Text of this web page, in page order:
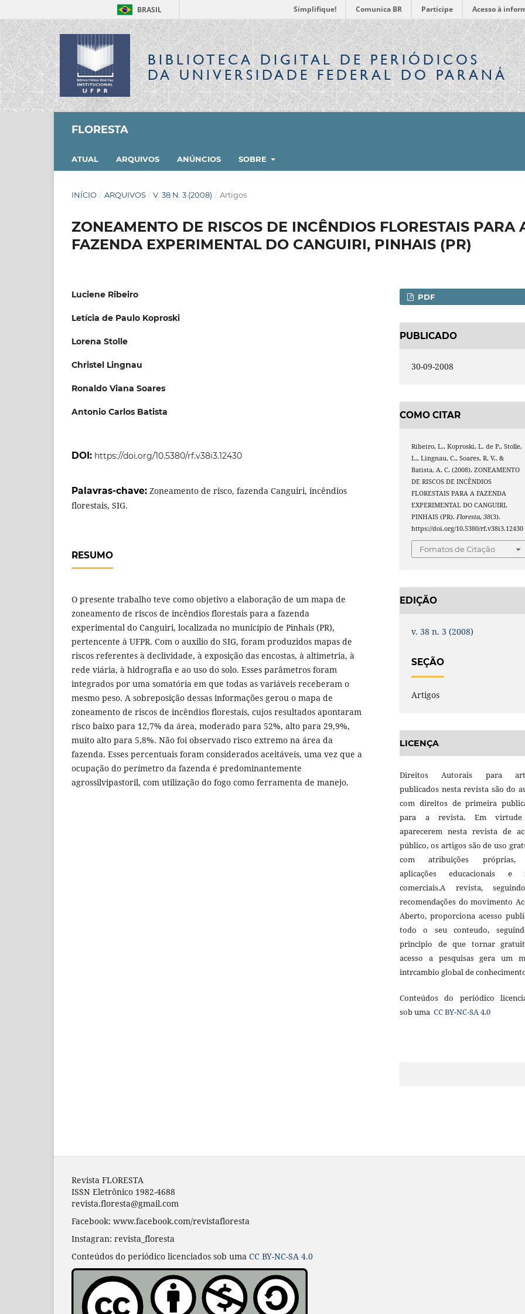
BRASIL Simplifique! Comunica BR Participe Acesso à
BIBLIOTECA DIGITALDE PERIÓDICOS
DA UNIVERSIDADE FEDERAL DO PARANÁ
FLORESTA
ATUAL ARQUIVOS ANÚNCIOS SOBRE
INÍCIO / ARQUIVOS / V. 38 N. 3 (2008) / Artigos
ZONEAMENTO DE RISCOS DE INCÊNDIOS FLORESTAIS PARA
FAZENDA EXPERIMENTAL DO CANGUIRI, PINHAIS (PR)
Luciene Ribeiro
Letícia de Paulo Koproski
Lorena Stolle
Christel Lingnau
Ronaldo Viana Soares
Antonio Carlos Batista
DOI: https://doi.org/10.5380/rf.v38i3.12430
Palavras-chave: Zoneamento de risco, fazenda Canguiri, incêndios
florestais, SIG.
RESUMO
O presente trabalho teve como objetivo a elaboração de um mapa de
zoneamento de riscos de incêndios florestais para a fazenda
experimental do Canguiri, localizada no município de Pinhais (PR),
pertencente à UFPR. Com o auxilio do SIG, foram produzidos mapas de
riscos referentes à declividade, à exposição das encostas, à altimetria, à
rede viária, à hidrografia e ao uso do solo. Esses parâmetros foram
integrados por uma somatória em que todas as variáveis receberam o
mesmo peso. A sobreposição dessas informações gerou o mapa de
zoneamento de riscos de incêndios florestais, cujos resultados apontaram
risco baixo para 12,7% da área, moderado para 52%, alto para 29,9%,
muito alto para 5,8%. Não foi observado risco extremo na área da
fazenda. Esses percentuais foram considerados aceitáveis, uma vez que a
ocupação do perímetro da fazenda é predominantemente
agrossilvipastoril, com utilização do fogo como ferramenta de manejo.
PDF
PUBLICADO
30-09-2008
COMO CITAR
Ribeiro, L., Koproski, L. de P., Stolle,
L., Lingnau, C., Soares, R. V., &
Batista, A. C. (2008). ZONEAMENTO
DE RISCOS DE INCÊNDIOS
FLORESTAIS PARA A FAZENDA
EXPERIMENTAL DO CANGUIRI,
PINHAIS (PR). Floresta,38(3).
https://doi.org/10.5380/rf.v38i3.12430
Fomatos de Citação
EDIÇÃO
v. 38 n. 3 (2008)
SEÇÃO
Artigos
LICENÇA
Direitos Autorais para
publicados nesta revista são do
com direitos de primeira
para a revista. Em
aparecerem nesta revista de
público, os artigos são de uso
com atribuições próprias,
aplicações educacionais e
comerciais.A revista,
recomendações do movimento
Aberto, proporciona acesso
todo o seu conteudo,
principio de que tornar
acesso a pesquisas gera um
intrcambio global de
Conteúdos do periódico
sob uma CC BY-NC-SA 4.0
Revista FLORESTA
ISSN Eletrônico 1982-4688
revista.floresta@gmail.com
Facebook: www.facebook.com/revistafloresta
Instagran: revista_floresta
Conteúdos do periódico licenciados sob uma CC BY-NC-SA 4.0